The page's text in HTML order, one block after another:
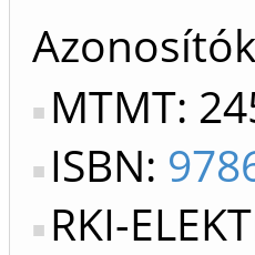
Azonosítók
MTMT:
ISBN:
RKI-